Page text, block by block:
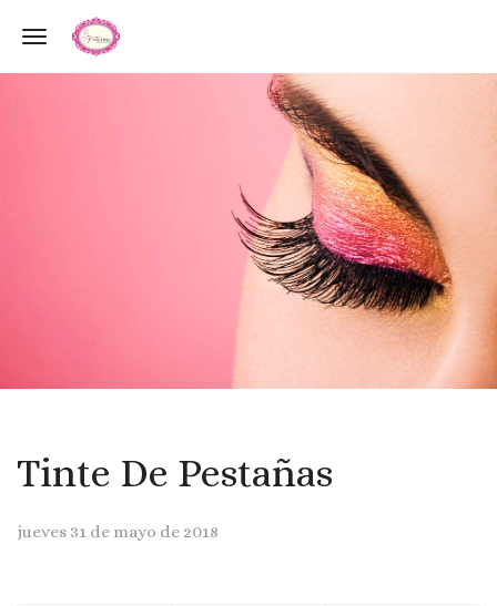
Toggle navigation
Tinte De Pestañas
jueves 31 de mayo de 2018